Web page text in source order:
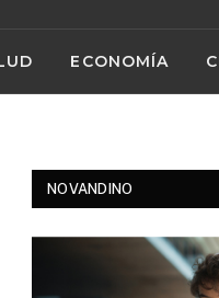
ECONOMÍA
NOVANDINO